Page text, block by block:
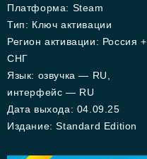
Платформа: Steam
Тип: Ключ активации
Регион активации: Россия +
СНГ
Язык: озвучка — RU,
интерфейс — RU
Дата выхода: 04.09.25
Издание: Standard Edition